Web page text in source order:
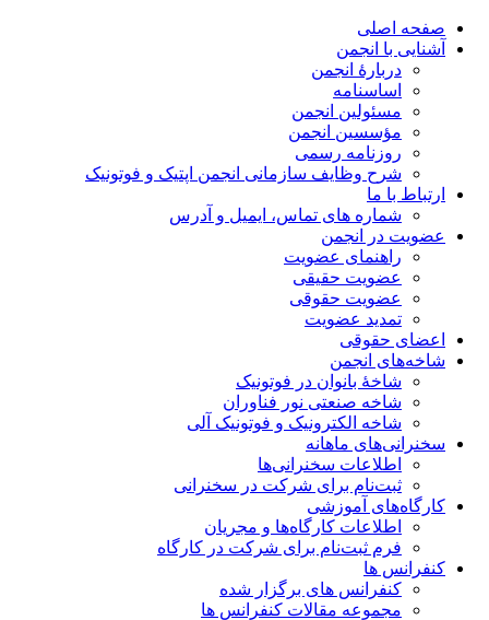
صفحه اصلی
آشنایی با انجمن
دربارۀ انجمن
اساسنامه
مسئولین انجمن
مؤسسین انجمن
روزنامه رسمی
شرح وظایف سازمانی انجمن اپتیک و فوتونیک
ارتباط با ما
شماره های تماس، ایمیل و آدرس
عضویت در انجمن
راهنمای عضویت
عضویت حقیقی
عضویت حقوقی
تمدید عضویت
اعضای حقوقی
شاخه‌های انجمن
شاخۀ بانوان در فوتونیک
شاخه صنعتی نور فناوران
شاخه‌ الکترونیک و فوتونیک آلی
سخنرانی‌های ماهانه
اطلاعات سخنرانی‌‌ها
ثبت‌نام برای شرکت در سخنرانی
کارگاه‌های آموزشی
اطلاعات کارگاه‌ها و مجریان
فرم ثبت‌نام برای شرکت در کارگاه
کنفرانس ها
کنفرانس های برگزار شده
مجموعه مقالات کنفرانس ها